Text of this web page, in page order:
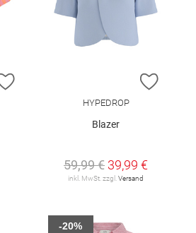
ZUR WUNSCHLISTE HINZUFÜGEN
ZUR
HYPEDROP
Blazer
59,99 € 39,99 €
inkl. MwSt. zzgl.Versand
-20%